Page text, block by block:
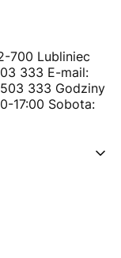
700 Lubliniec
333 E-mail:
333 Godziny
17:00 Sobota: